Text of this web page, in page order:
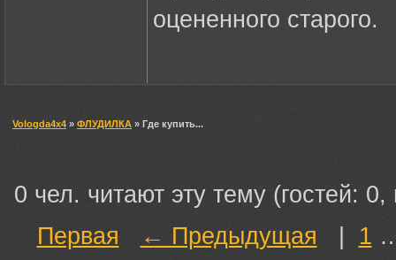
оцененного старого.
Vologda4x4 » ФЛУДИЛКА » Где купить...
0 чел. читают эту тему (гостей:
Первая
← Предыдущая 1